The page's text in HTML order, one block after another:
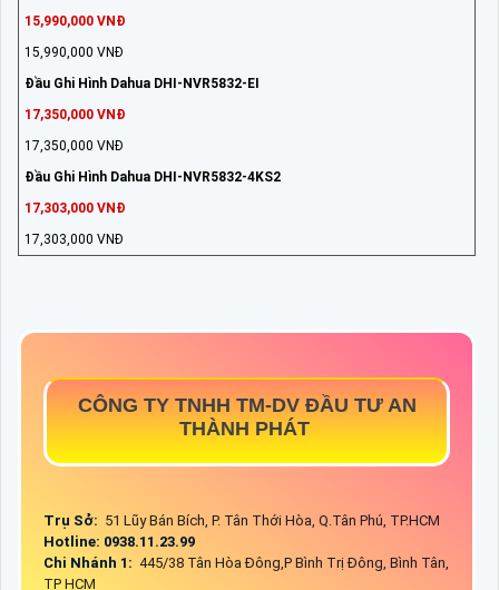
15,990,000 VNĐ
15,990,000 VNĐ
Đầu Ghi Hình Dahua DHI-NVR5832-EI
17,350,000 VNĐ
17,350,000 VNĐ
Đầu Ghi Hình Dahua DHI-NVR5832-4KS2
17,303,000 VNĐ
17,303,000 VNĐ
CÔNG TY TNHH TM-DV ĐẦU TƯ AN
THÀNH PHÁT
Trụ Sở: 51 Lũy Bán Bích, P. Tân Thới Hòa, Q.Tân Phú, TP.HCM
Hotline: 0938.11.23.99
Chi Nhánh 1: 445/38 Tân Hòa Đông,P Bình Trị Đông, Bình Tân,
TP HCM